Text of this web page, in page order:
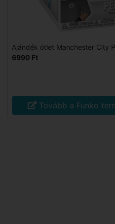
Ajándék ötlet Manchester City
6990 Ft
Tovább a Funko